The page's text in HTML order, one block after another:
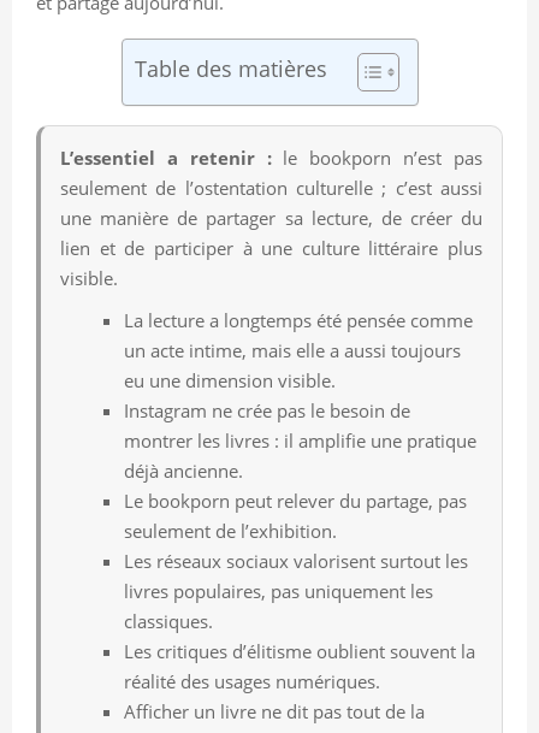
Table des matières
L’essentiel a retenir :le bookporn n’est pas
seulement de l’ostentation culturelle ; c’est aussi
une manière de partager sa lecture, de créer du
lien et de participer à une culture littéraire plus
visible.
La lecture a longtemps été pensée comme
un acte intime, mais elle a aussi toujours
eu une dimension visible.
Instagram ne crée pas le besoin de
montrer les livres : il amplifie une pratique
déjà ancienne.
Le bookporn peut relever du partage, pas
seulement de l’exhibition.
Les réseaux sociaux valorisent surtout les
livres populaires, pas uniquement les
classiques.
Les critiques d’élitisme oublient souvent la
réalité des usages numériques.
Afficher un livre ne dit pas tout de la